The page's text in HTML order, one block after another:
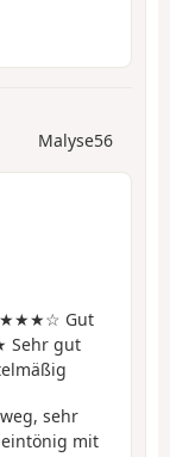
Malyse56
Gut
gut
sehr
eintönig mit